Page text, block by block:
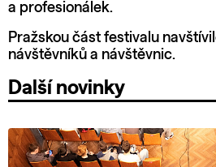
a profesionálek.
Pražskou část festivalu
návštěvníků a návštěvnic.
Další novinky